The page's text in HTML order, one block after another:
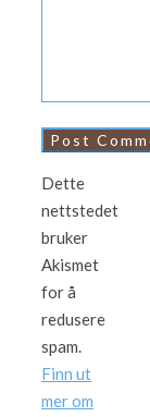
Dette
nettstedet
bruker
Akismet
for å
redusere
spam.
Finn ut
mer om